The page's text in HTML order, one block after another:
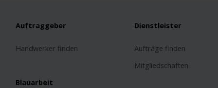
Auftraggeber
Handwerker finden
Dienstleister
Aufträge finden
Mitgliedschaften
Blauarbeit